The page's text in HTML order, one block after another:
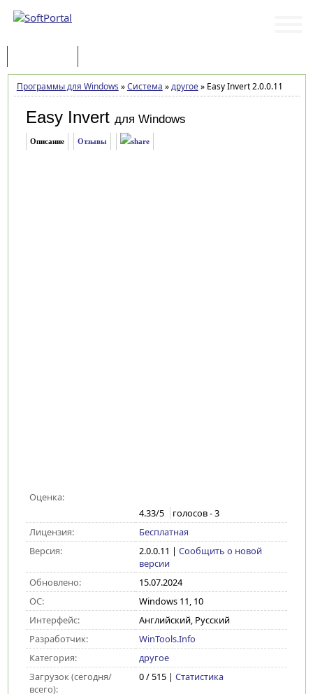
Программы для Windows »Система »другое»Easy Invert 2.0.0.11
Easy Invert для Windows
Описание Отзывы
Оценка:
4.33/5 голосов -3
Лицензия:
Бесплатная
Версия:
2.0.0.11 | Сообщить о новой
версии
Обновлено:
15.07.2024
ОС:
Windows 11, 10
Интерфейс:
Английский, Русский
Разработчик:
WinTools.Info
Категория:
другое
Загрузок (сегодня/
всего):
0 / 515 | Статистика